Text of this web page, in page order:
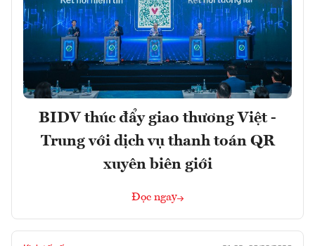
BIDV thúc đẩy giao thương Việt -
Trung với dịch vụ thanh toán QR
xuyên biên giới
Đọc ngay